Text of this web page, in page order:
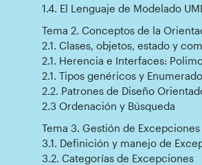
1.4. El Lenguaje de Modelado UML
Tema 2. Conceptos de la
2.1. Clases, objetos, estado y
2.1. Herencia e Interfaces:
2.1. Tipos genéricos y
2.2. Patrones de Diseño
2.3 Ordenación y Búsqueda
Tema 3. Gestión de Excepciones
3.1. Definición y manejo de
3.2. Categorías de Excepciones